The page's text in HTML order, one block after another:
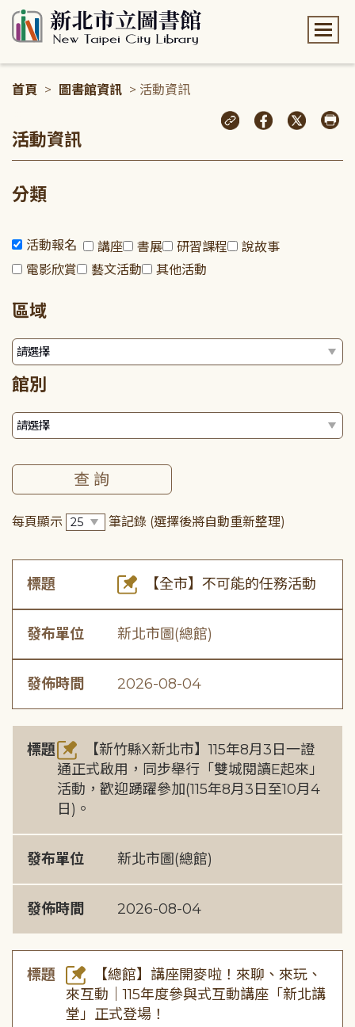
首頁 > 圖書館資訊 > 活動資訊
活動資訊
分類
活動報名 講座 書展 研習課程
說故事
電影欣賞
藝文活動 其他活動
區域
館別
每頁顯示 筆記錄 (選擇後將自動重新整理)
標題 【全市】不可能的任務活動
發布單位 新北市圖(總館)
發佈時間 2026-08-04
標題
【新竹縣X新北市】115年8月3日一證
通正式啟用，同步舉行「雙城閱讀E起來」
活動，歡迎踴躍參加(115年8月3日至10月4
日)。
發布單位 新北市圖(總館)
發佈時間 2026-08-04
標題
【總館】講座開麥啦！來聊、來玩、
來互動｜115年度參與式互動講座「新北講
堂」正式登場！